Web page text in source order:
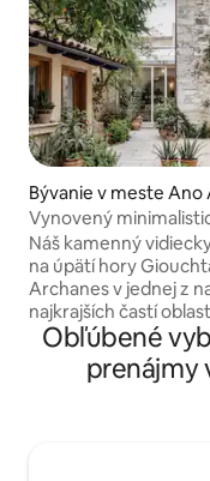
Bývanie v meste Ano
es, Heraklion, Crete
Vynovený
vidiecky dom
Náš kamenný
na úpätí hory
Archanes v jednej z
najkrajších častí
minút od centra
minút od
Heraklion, 15 minút
Obľúbené
prenájmy